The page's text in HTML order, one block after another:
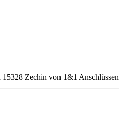
Zechin von 1&1